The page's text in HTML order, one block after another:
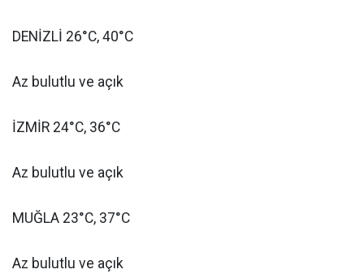
DENİZLİ 26°C, 40°C
Az bulutlu ve açık
İZMİR 24°C, 36°C
Az bulutlu ve açık
MUĞLA 23°C, 37°C
Az bulutlu ve açık